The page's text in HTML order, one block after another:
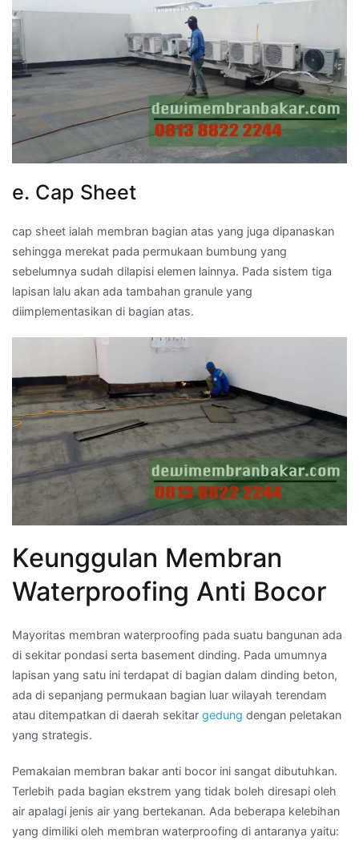
e. Cap Sheet
cap sheet ialah membran bagian atas yang juga dipanaskan
sehingga merekat pada permukaan bumbung yang
sebelumnya sudah dilapisi elemen lainnya. Pada sistem tiga
lapisan lalu akan ada tambahan granule yang
diimplementasikan di bagian atas.
Keunggulan Membran
Waterproofing Anti Bocor
Mayoritas membran waterproofing pada suatu bangunan ada
di sekitar pondasi serta basement dinding. Pada umumnya
lapisan yang satu ini terdapat di bagian dalam dinding beton,
ada di sepanjang permukaan bagian luar wilayah terendam
atau ditempatkan di daerah sekitar gedung dengan peletakan
yang strategis.
Pemakaian membran bakar anti bocor ini sangat dibutuhkan.
Terlebih pada bagian ekstrem yang tidak boleh diresapi oleh
air apalagi jenis air yang bertekanan. Ada beberapa kelebihan
yang dimiliki oleh membran waterproofing di antaranya yaitu: